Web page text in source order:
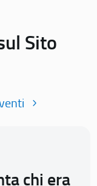
Sito
chi era